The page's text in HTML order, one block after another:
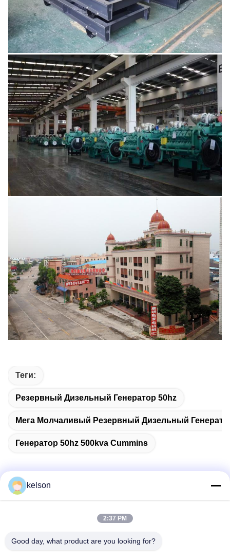
Теги:
Резервный Дизельный Генератор 50hz
Мега Молчаливый Резервный Дизельный
Генератор 50hz 500kva Cummins
Но. 1, дорога Xinglong 2-ая, индустриальная зона
kelson
2:37 PM
Good day, what product are you looking for?